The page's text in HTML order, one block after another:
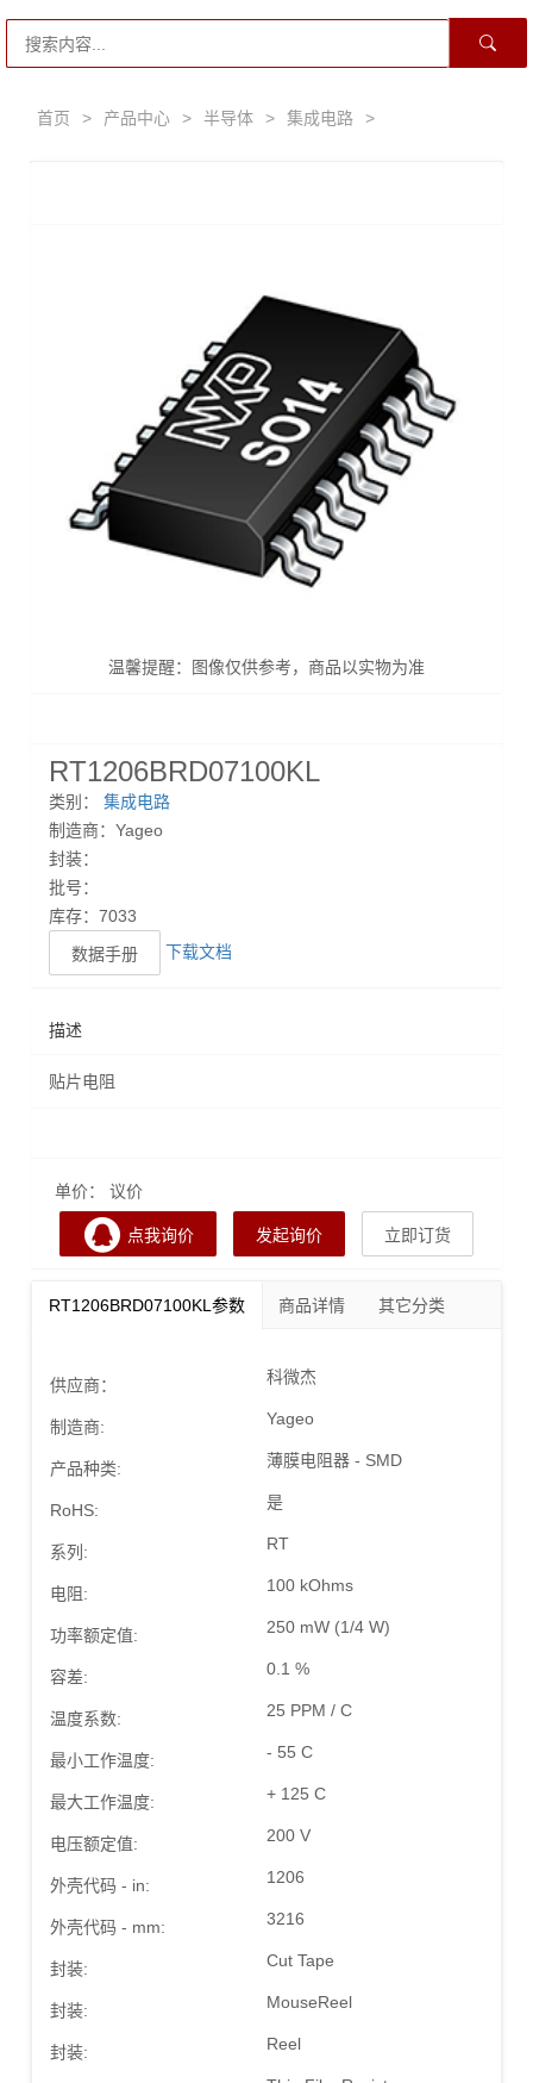
首页 > 产品中心 > 半导体 > 集成电路 >
温馨提醒：图像仅供参考，商品以实物为准
RT1206BRD07100KL
类别： 集成电路
制造商：Yageo
封装：
批号：
库存：7033
数据手册
下载文档
描述
贴片电阻
单价： 议价
点我询价 发起询价 立即订货
RT1206BRD07100KL参数 商品详情 其它分类
供应商： 科微杰
制造商: Yageo
产品种类: 薄膜电阻器 - SMD
RoHS: 是
系列: RT
电阻: 100 kOhms
功率额定值: 250 mW (1/4 W)
容差: 0.1 %
温度系数: 25 PPM / C
最小工作温度: - 55 C
最大工作温度: + 125 C
电压额定值: 200 V
外壳代码 - in: 1206
外壳代码 - mm: 3216
封装: Cut Tape
封装: MouseReel
封装: Reel